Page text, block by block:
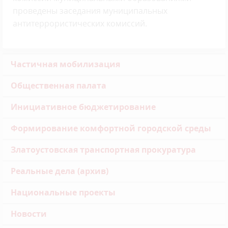
Частичная мобилизация
Общественная палата
Инициативное бюджетирование
Формирование комфортной городской среды
Златоустовская транспортная прокуратура
Реальные дела (архив)
Национальные проекты
Новости